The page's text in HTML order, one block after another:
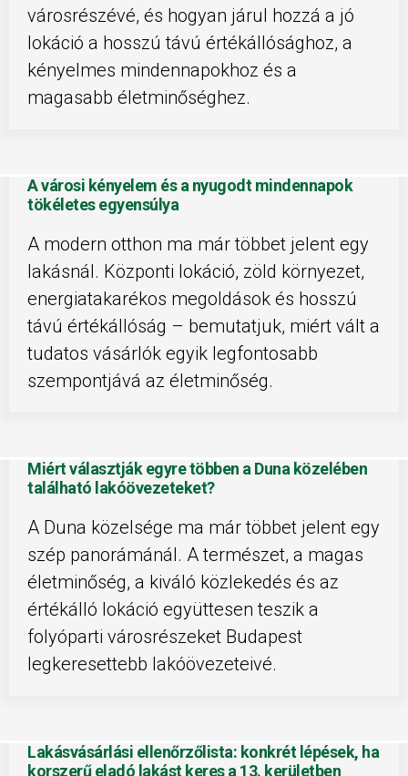
városrészévé, és hogyan járul hozzá a jó
lokáció a hosszú távú értékállósághoz, a
kényelmes mindennapokhoz és a
magasabb életminőséghez.
A városi kényelem és a nyugodt mindennapok
tökéletes egyensúlya
A modern otthon ma már többet jelent egy
lakásnál. Központi lokáció, zöld környezet,
energiatakarékos megoldások és hosszú
távú értékállóság – bemutatjuk, miért vált a
tudatos vásárlók egyik legfontosabb
szempontjává az életminőség.
Miért választják egyre többen a Duna közelében
található lakóövezeteket?
A Duna közelsége ma már többet jelent egy
szép panorámánál. A természet, a magas
életminőség, a kiváló közlekedés és az
értékálló lokáció együttesen teszik a
folyóparti városrészeket Budapest
legkeresettebb lakóövezeteivé.
Lakásvásárlási ellenőrzőlista: konkrét lépések, ha
korszerű eladó lakást keres a 13. kerületben